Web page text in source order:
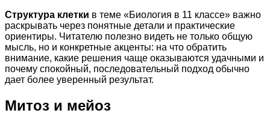
Структура клетки в теме «Биология в 11 классе» важно
раскрывать через понятные детали и практические
ориентиры. Читателю полезно видеть не только общую
мысль, но и конкретные акценты: на что обратить
внимание, какие решения чаще оказываются удачными и
почему спокойный, последовательный подход обычно
дает более уверенный результат.
Митоз и мейоз